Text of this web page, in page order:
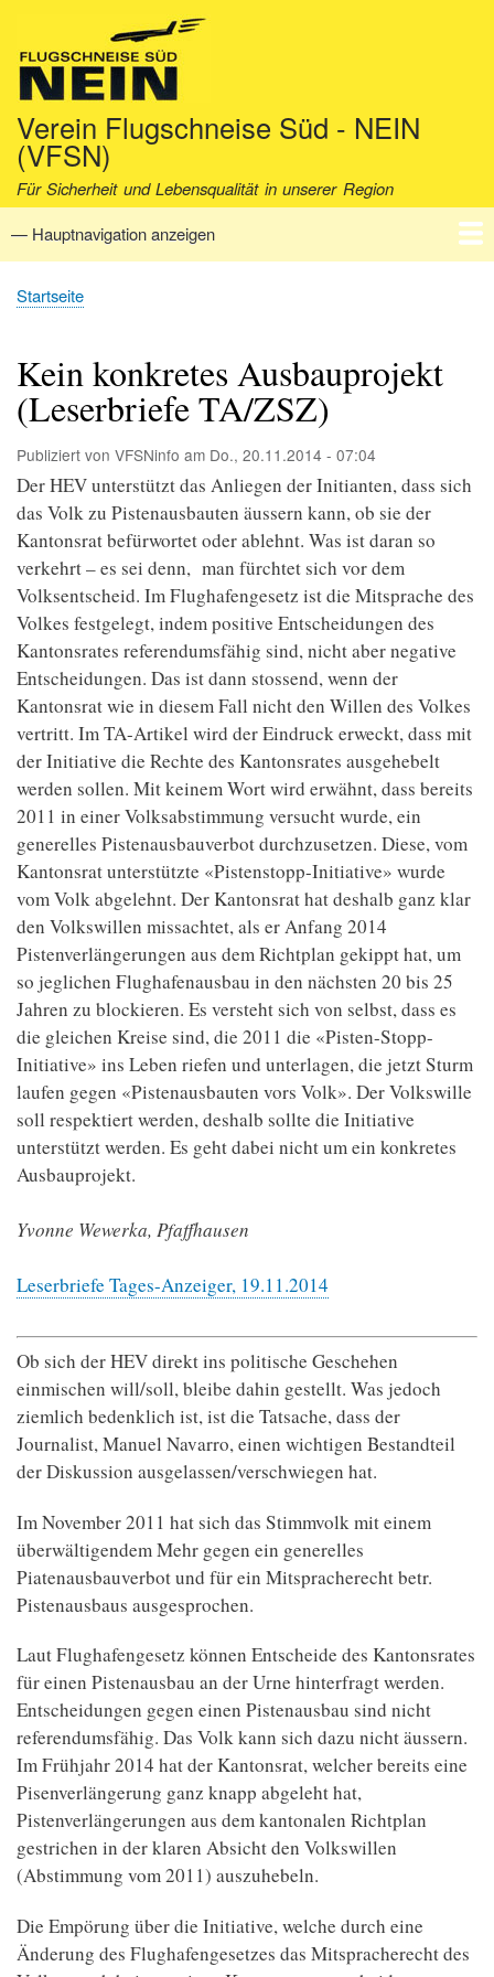
Verein Flugschneise Süd - NEIN
(VFSN)
Für Sicherheit und Lebensqualität in unserer Region
Hauptnavigation
— Hauptnavigation anzeigen
Startseite
Verein
Aktuell
Fakten
Archiv
Kontakt
Pfadnavigation
Startseite
Kein konkretes Ausbauprojekt
(Leserbriefe TA/ZSZ)
Publiziert von VFSNinfo am Do., 20.11.2014 - 07:04
Der HEV unterstützt das Anliegen der Initianten, dass sich
das Volk zu Pistenausbauten äussern kann, ob sie der
Kantonsrat befürwortet oder ablehnt. Was ist daran so
verkehrt – es sei denn, man fürchtet sich vor dem
Volksentscheid. Im Flughafengesetz ist die Mitsprache des
Volkes festgelegt, indem positive Entscheidungen des
Kantonsrates referendumsfähig sind, nicht aber negative
Entscheidungen. Das ist dann stossend, wenn der
Kantonsrat wie in diesem Fall nicht den Willen des Volkes
vertritt. Im TA-Artikel wird der Eindruck erweckt, dass mit
der Initiative die Rechte des Kantonsrates ausgehebelt
werden sollen. Mit keinem Wort wird erwähnt, dass bereits
2011 in einer Volksabstimmung versucht wurde, ein
generelles Pistenausbauverbot durchzusetzen. Diese, vom
Kantonsrat unterstützte «Pistenstopp-Initiative» wurde
vom Volk abgelehnt. Der Kantonsrat hat deshalb ganz klar
den Volkswillen missachtet, als er Anfang 2014
Pistenverlängerungen aus dem Richtplan gekippt hat, um
so jeglichen Flughafenausbau in den nächsten 20 bis 25
Jahren zu blockieren. Es versteht sich von selbst, dass es
die gleichen Kreise sind, die 2011 die «Pisten-Stopp-
Initiative» ins Leben riefen und unterlagen, die jetzt Sturm
laufen gegen «Pistenausbauten vors Volk». Der Volkswille
soll respektiert werden, deshalb sollte die Initiative
unterstützt werden. Es geht dabei nicht um ein konkretes
Ausbauprojekt.
Yvonne Wewerka, Pfaffhausen
Leserbriefe Tages-Anzeiger, 19.11.2014
Ob sich der HEV direkt ins politische Geschehen
einmischen will/soll, bleibe dahin gestellt. Was jedoch
ziemlich bedenklich ist, ist die Tatsache, dass der
Journalist, Manuel Navarro, einen wichtigen Bestandteil
der Diskussion ausgelassen/verschwiegen hat.
Im November 2011 hat sich das Stimmvolk mit einem
überwältigendem Mehr gegen ein generelles
Piatenausbauverbot und für ein Mitspracherecht betr.
Pistenausbaus ausgesprochen.
Laut Flughafengesetz können Entscheide des Kantonsrates
für einen Pistenausbau an der Urne hinterfragt werden.
Entscheidungen gegen einen Pistenausbau sind nicht
referendumsfähig. Das Volk kann sich dazu nicht äussern.
Im Frühjahr 2014 hat der Kantonsrat, welcher bereits eine
Pisenverlängerung ganz knapp abgeleht hat,
Pistenverlängerungen aus dem kantonalen Richtplan
gestrichen in der klaren Absicht den Volkswillen
(Abstimmung vom 2011) auszuhebeln.
Die Empörung über die Initiative, welche durch eine
Änderung des Flughafengesetzes das Mitspracherecht des